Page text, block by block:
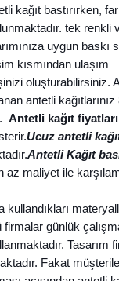
kağıt bastırırken,
tek renkli
uygun baskı
kısmından ulaşım
oluşturabilirsiniz.
antetli
Antetli kağıt fiyatları
Ucuz antetli
Antetli Kağıt
az maliyet ile
kullandıkları
firmalar günlük
Tasarım
Fakat